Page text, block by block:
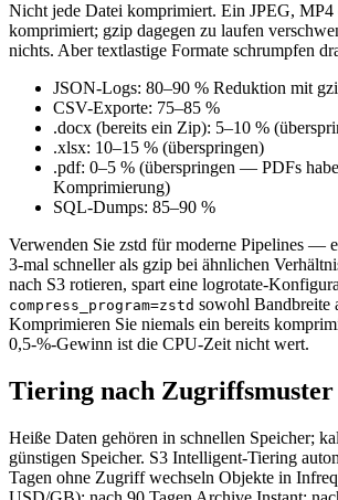
Nicht jede Datei komprimiert. Ein JPEG, MP4
komprimiert; gzip dagegen zu laufen
nichts. Aber textlastige Formate schrumpfen
JSON-Logs: 80–90 % Reduktion mit
CSV-Exporte: 75–85 %
.docx (bereits ein Zip): 5–10 %
.xlsx: 10–15 % (überspringen)
.pdf: 0–5 % (überspringen — PDFs
Komprimierung)
SQL-Dumps: 85–90 %
Verwenden Sie zstd für moderne Pipelines —
3-mal schneller als gzip bei ähnlichen
nach S3 rotieren, spart eine logrotate-
compress_program=zstd sowohl Bandbreite
Komprimieren Sie niemals ein bereits
0,5-%-Gewinn ist die CPU-Zeit nicht wert.
Tiering nach Zugriffsmuster
Heiße Daten gehören in schnellen Speicher;
günstigen Speicher. S3 Intelligent-Tiering
Tagen ohne Zugriff wechseln Objekte in